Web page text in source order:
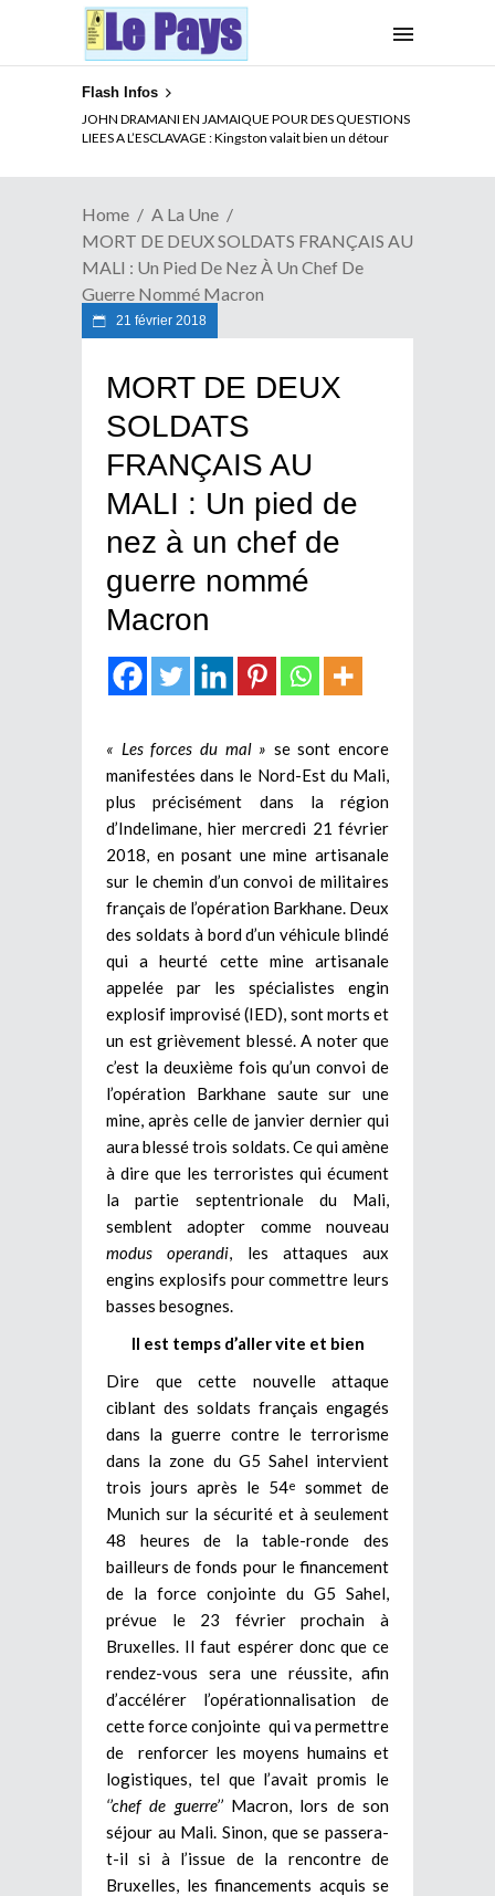
Flash Infos
JOHN DRAMANI EN JAMAIQUE POUR DES QUESTIONS
LIEES A L’ESCLAVAGE : Kingston valait bien un détour
Home
A La Une
MORT DE DEUX SOLDATS FRANÇAIS AU
MALI : Un Pied De Nez À Un Chef De
Guerre Nommé Macron
21 février 2018
MORT DE DEUX
SOLDATS
FRANÇAIS AU
MALI : Un pied de
nez à un chef de
guerre nommé
Macron
« Les forces du mal » se sont encore
manifestées dans le Nord-Est du Mali,
plus précisément dans la région
d’Indelimane, hier mercredi 21 février
2018, en posant une mine artisanale
sur le chemin d’un convoi de militaires
français de l’opération Barkhane. Deux
des soldats à bord d’un véhicule blindé
qui a heurté cette mine artisanale
appelée par les spécialistes engin
explosif improvisé (IED), sont morts et
un est grièvement blessé. A noter que
c’est la deuxième fois qu’un convoi de
l’opération Barkhane saute sur une
mine, après celle de janvier dernier qui
aura blessé trois soldats. Ce qui amène
à dire que les terroristes qui écument
la partie septentrionale du Mali,
semblent adopter comme nouveau
modus operandi , les attaques aux
engins explosifs pour commettre leurs
basses besognes.
Il est temps d’aller vite et bien
Dire que cette nouvelle attaque
ciblant des soldats français engagés
dans la guerre contre le terrorisme
dans la zone du G5 Sahel intervient
trois jours après le 54e
sommet de
Munich sur la sécurité et à seulement
48 heures de la table-ronde des
bailleurs de fonds pour le financement
de la force conjointe du G5 Sahel,
prévue le 23 février prochain à
Bruxelles. Il faut espérer donc que ce
rendez-vous sera une réussite, afin
d’accélérer l’opérationnalisation de
cette force conjointe qui va permettre
de renforcer les moyens humains et
logistiques, tel que l’avait promis le
‘’chef de guerre’’Macron, lors de son
séjour au Mali. Sinon, que se passera-
t-il si à l’issue de la rencontre de
Bruxelles, les financements acquis se